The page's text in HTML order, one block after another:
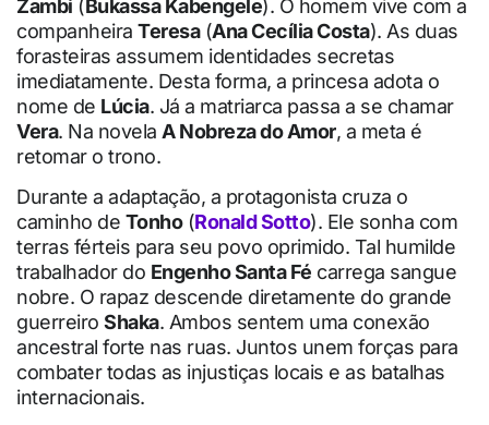
Zambi ( Bukassa Kabengele). O homem vive com a
companheira Teresa(Ana Cecília Costa). As duas
forasteiras assumem identidades secretas
imediatamente. Desta forma, a princesa adota o
nome de Lúcia. Já a matriarca passa a se chamar
Vera. Na novela A Nobreza do Amor, a meta é
retomar o trono.
Durante a adaptação, a protagonista cruza o
caminho de Tonho(Ronald Sotto). Ele sonha com
terras férteis para seu povo oprimido. Tal humilde
trabalhador do Engenho Santa Fé carrega sangue
nobre. O rapaz descende diretamente do grande
guerreiro Shaka. Ambos sentem uma conexão
ancestral forte nas ruas. Juntos unem forças para
combater todas as injustiças locais e as batalhas
internacionais.